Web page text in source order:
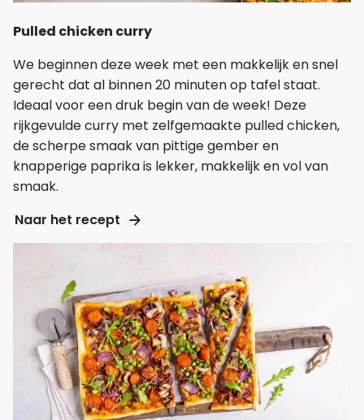
Pulled chicken curry
We beginnen deze week met een makkelijk en snel
gerecht dat al binnen 20 minuten op tafel staat.
Ideaal voor een druk begin van de week! Deze
rijkgevulde curry met zelfgemaakte pulled chicken,
de scherpe smaak van pittige gember en
knapperige paprika is lekker, makkelijk en vol van
smaak.
Naar het recept